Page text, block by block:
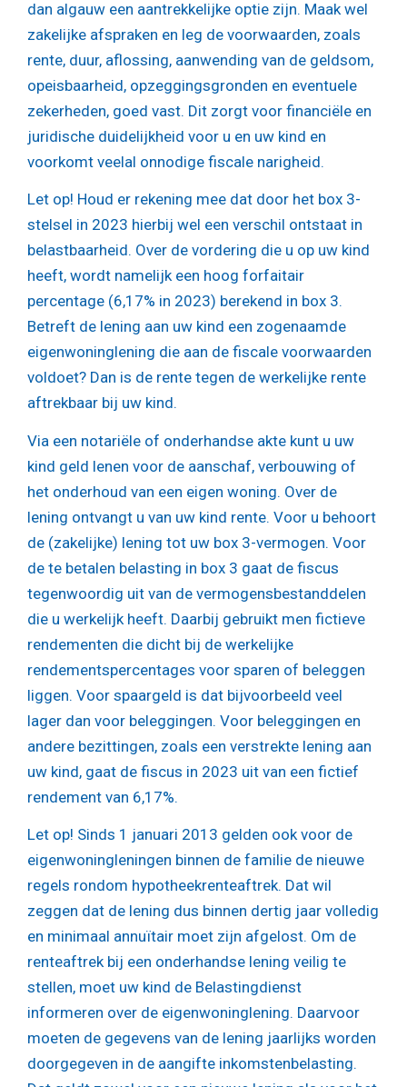
dan algauw een aantrekkelijke optie zijn. Maak wel
zakelijke afspraken en leg de voorwaarden, zoals
rente, duur, aflossing, aanwending van de geldsom,
opeisbaarheid, opzeggingsgronden en eventuele
zekerheden, goed vast. Dit zorgt voor financiële en
juridische duidelijkheid voor u en uw kind en
voorkomt veelal onnodige fiscale narigheid.
Let op! Houd er rekening mee dat door het box 3-
stelsel in 2023 hierbij wel een verschil ontstaat in
belastbaarheid. Over de vordering die u op uw kind
heeft, wordt namelijk een hoog forfaitair
percentage (6,17% in 2023) berekend in box 3.
Betreft de lening aan uw kind een zogenaamde
eigenwoninglening die aan de fiscale voorwaarden
voldoet? Dan is de rente tegen de werkelijke rente
aftrekbaar bij uw kind.
Via een notariële of onderhandse akte kunt u uw
kind geld lenen voor de aanschaf, verbouwing of
het onderhoud van een eigen woning. Over de
lening ontvangt u van uw kind rente. Voor u behoort
de (zakelijke) lening tot uw box 3-vermogen. Voor
de te betalen belasting in box 3 gaat de fiscus
tegenwoordig uit van de vermogensbestanddelen
die u werkelijk heeft. Daarbij gebruikt men fictieve
rendementen die dicht bij de werkelijke
rendementspercentages voor sparen of beleggen
liggen. Voor spaargeld is dat bijvoorbeeld veel
lager dan voor beleggingen. Voor beleggingen en
andere bezittingen, zoals een verstrekte lening aan
uw kind, gaat de fiscus in 2023 uit van een fictief
rendement van 6,17%.
Let op! Sinds 1 januari 2013 gelden ook voor de
eigenwoningleningen binnen de familie de nieuwe
regels rondom hypotheekrenteaftrek. Dat wil
zeggen dat de lening dus binnen dertig jaar volledig
en minimaal annuïtair moet zijn afgelost. Om de
renteaftrek bij een onderhandse lening veilig te
stellen, moet uw kind de Belastingdienst
informeren over de eigenwoninglening. Daarvoor
moeten de gegevens van de lening jaarlijks worden
doorgegeven in de aangifte inkomstenbelasting.